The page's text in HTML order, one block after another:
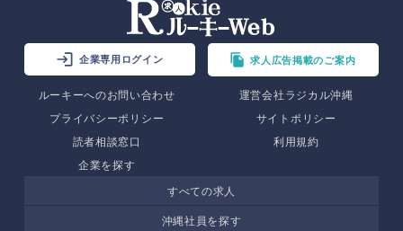
企業専用ログイン 求人広告掲載のご案内
ルーキーへのお問い合わせ
運営会社ラジカル沖縄
プライバシーポリシー
サイトポリシー
読者相談窓口
利用規約
企業を探す
すべての求人
沖縄社員を探す